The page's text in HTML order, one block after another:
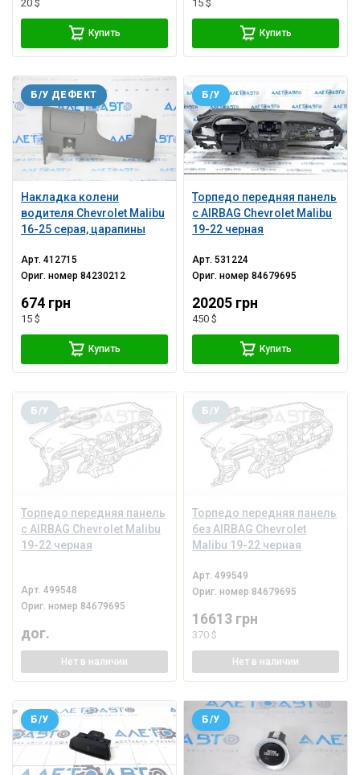
20 $
Купить
15 $
Купить
Накладка колени
водителя Chevrolet Malibu
16-25 серая, царапины
Б/У ДЕФЕКТ
Арт.412715
Ориг. номер84230212
674 грн
15 $
Купить
Торпедо передняя панель
с AIRBAG Chevrolet Malibu
19-22 черная
Б/У
Арт.531224
Ориг. номер84679695
20205 грн
450 $
Купить
Торпедо передняя панель
с AIRBAG Chevrolet Malibu
19-22 черная
Б/У
Арт.499548
Ориг. номер 84679695
дог.
Нет в наличии
Торпедо передняя панель
без AIRBAG Chevrolet
Malibu 19-22 черная
Б/У
Арт.499549
Ориг. номер 84679695
16613 грн
370 $
Нет в наличии
Б/У Б/У